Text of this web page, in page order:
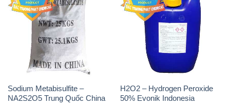
Sodium Metabisulfite –
NA2S2O5 Trung Quốc China
H2O2 – Hydrogen Peroxide
50% Evonik Indonesia